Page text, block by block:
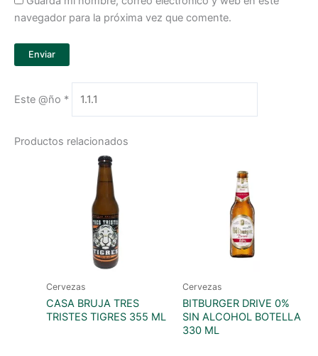
navegador para la próxima vez que comente.
Este @ño *
Productos relacionados
Cervezas
CASA BRUJA TRES
TRISTES TIGRES 355 ML
Cervezas
BITBURGER DRIVE 0%
SIN ALCOHOL BOTELLA
330 ML